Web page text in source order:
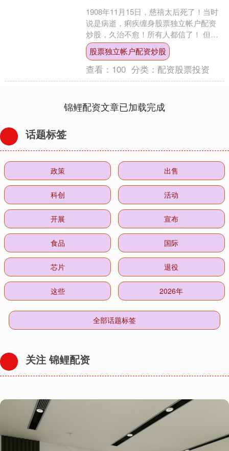
1908年11月15日，慈禧太后死了！当时
说是病逝，痢疾缠身股票独立帐户配资
炒股，久治不愈！所有人都信了！ 但有
个女人不信！她就是李莲英的亲姐姐！
她在宫里待了几....
股票独立帐户配资炒股
查看： 100 分类： 配资股票投资
锦鲤配资文章已加载完成
话题标签
政策 出售
科创 活动
开展 宣布
食品 国际
芯片 退役
这些 2026年
全部话题标签
关注 锦鲤配资